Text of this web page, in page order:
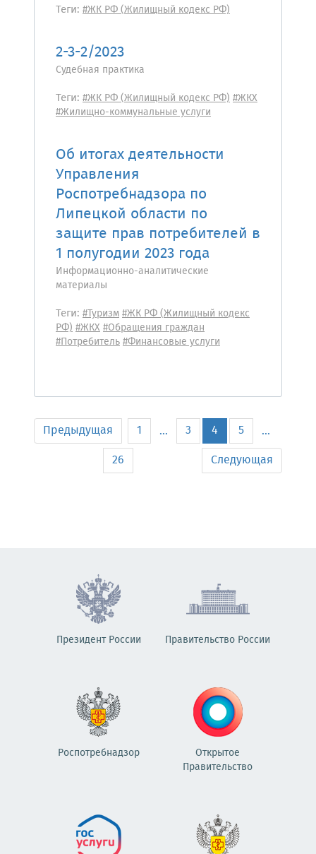
Теги: #ЖК РФ (Жилищный кодекс РФ)
2-3-2/2023
Судебная практика
Теги: #ЖК РФ (Жилищный кодекс РФ)#ЖКХ
#Жилищно-коммунальные услуги
Об итогах деятельности
Управления
Роспотребнадзора по
Липецкой области по
защите прав потребителей в
1 полугодии 2023 года
Информационно-аналитические
материалы
Теги: #Туризм#ЖК РФ (Жилищный кодекс
РФ)#ЖКХ#Обращения граждан
#Потребитель#Финансовые услуги
Предыдущая 1 ... 3 4 5
...
26
Следующая
Президент России Правительство России
Роспотребнадзор
Открытое
Правительство